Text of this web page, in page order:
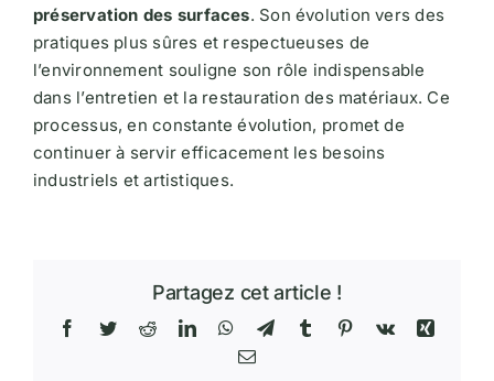
préservation des surfaces. Son évolution vers des
pratiques plus sûres et respectueuses de
l’environnement souligne son rôle indispensable
dans l’entretien et la restauration des matériaux. Ce
processus, en constante évolution, promet de
continuer à servir efficacement les besoins
industriels et artistiques.
Partagez cet article !
Facebook
TwitterRedditLinkedInWhatsApp
TelegramTumblr Pinterest
Vk
Xing
Email